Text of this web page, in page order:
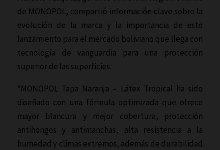
de MONOPOL, compartió información clave sobre la
evolución de la marca y la importancia de este
lanzamiento para el mercado boliviano que llega con
tecnología de vanguardia para una protección
superior de las superficies.
“MONOPOL Tapa Naranja – Látex Tropical ha sido
diseñado con una fórmula optimizada que ofrece
mayor blancura y mejor cobertura, protección
antihongos y antimanchas, alta resistencia a la
humedad y climas extremos, además de durabilidad